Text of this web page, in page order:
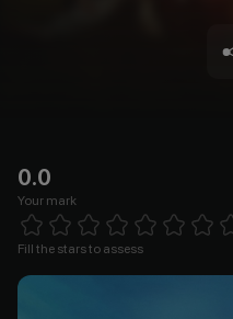
0.0
Your mark
1 Star 2 Stars 3 Stars
Fill the stars to assess